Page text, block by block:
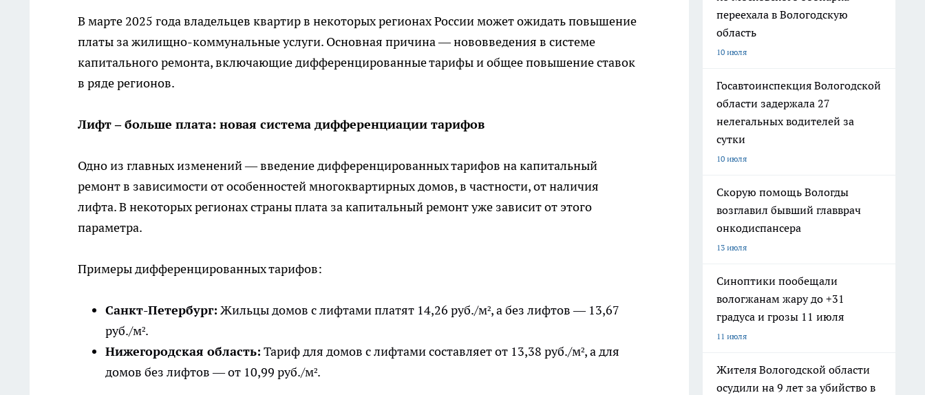
В марте 2025 года владельцев квартир в некоторых регионах России может ожидать повышение
платы за жилищно-коммунальные услуги. Основная причина — нововведения в системе
капитального ремонта, включающие дифференцированные тарифы и общее повышение ставок
в ряде регионов.
Лифт – больше плата: новая система дифференциации тарифов
Одно из главных изменений — введение дифференцированных тарифов на капитальный
ремонт в зависимости от особенностей многоквартирных домов, в частности, от наличия
лифта. В некоторых регионах страны плата за капитальный ремонт уже зависит от этого
параметра.
Примеры дифференцированных тарифов:
Санкт-Петербург: Жильцы домов с лифтами платят 14,26 руб./м², а без лифтов — 13,67
руб./м².
Нижегородская область: Тариф для домов с лифтами составляет от 13,38 руб./м², а для
домов без лифтов — от 10,99 руб./м².
переехала в Вологодскую
область
10 июля
Госавтоинспекция Вологодской
области задержала 27
нелегальных водителей за
сутки
10 июля
Скорую помощь Вологды
возглавил бывший главврач
онкодиспансера
13 июля
Синоптики пообещали
вологжанам жару до +31
градуса и грозы 11 июля
11 июля
Жителя Вологодской области
осудили на 9 лет за убийство в